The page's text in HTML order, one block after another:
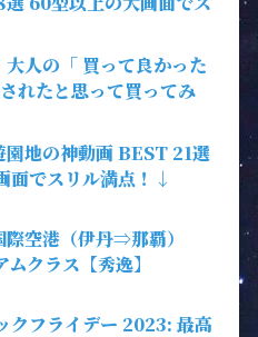
大人の「 買って良かった
れたと思って買ってみ
園地の神動画 BEST 21選
面でスリル満点！↓
際空港（伊丹⇒那覇）
クラス【秀逸】
クフライデー 2023: 最高